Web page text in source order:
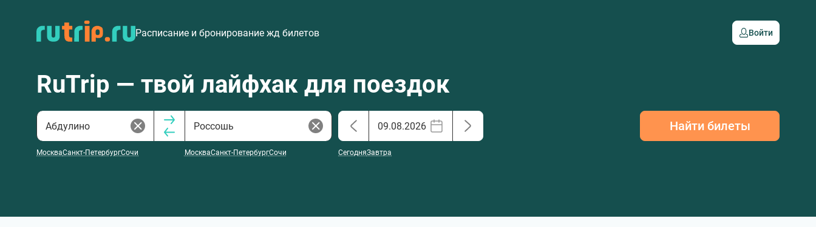
Расписание и бронирование жд билетов Войти
RuTrip — твой лайфхак для поездок
МоскваСанкт-ПетербургСочи МоскваСанкт-ПетербургСочи СегодняЗавтра
Найти билеты